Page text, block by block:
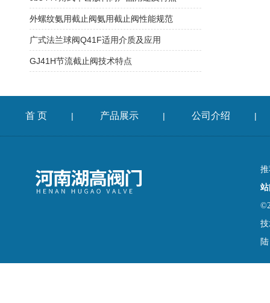
外螺纹氨用截止阀氨用截止阀性能规范
广式法兰球阀Q41F适用介质及应用
GJ41H节流截止阀技术特点
首 页 | 产品展示 | 公司介绍 |
陆